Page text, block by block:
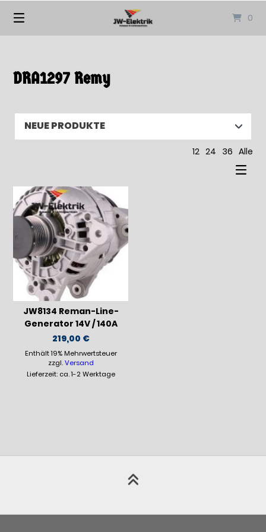
0
DRA1297 Remy
12 24 36 Alle
JW8134 Reman-Line-
Generator 14V / 140A
219,00 €
Enthält 19% Mehrwertsteuer
zzgl.Versand
Lieferzeit: ca. 1-2 Werktage